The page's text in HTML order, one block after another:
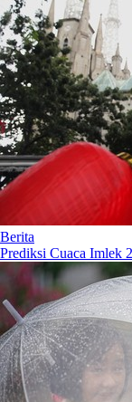
Berita
Prediksi Cuaca Imlek